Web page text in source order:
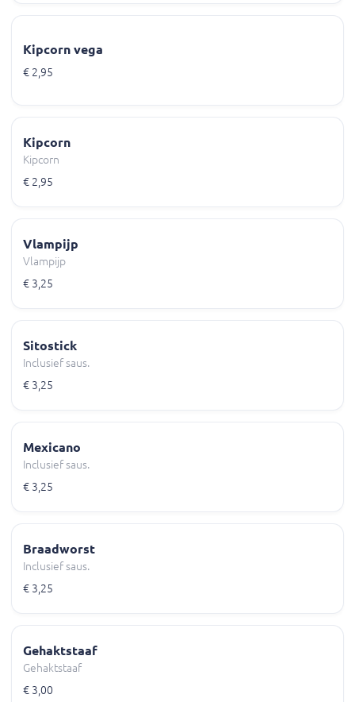
Kipcorn vega
€ 2,95
Kipcorn
Kipcorn
€ 2,95
Vlampijp
Vlampijp
€ 3,25
Sitostick
Inclusief saus.
€ 3,25
Mexicano
Inclusief saus.
€ 3,25
Braadworst
Inclusief saus.
€ 3,25
Gehaktstaaf
Gehaktstaaf
€ 3,00